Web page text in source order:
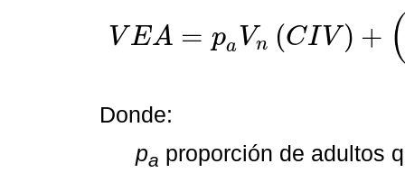
V EA = pa Vn (CI V) +
VE A=paVnC V+( t-pa Vn 1M g Cd+ Cg +C
Donde:
pa proporción de adultos